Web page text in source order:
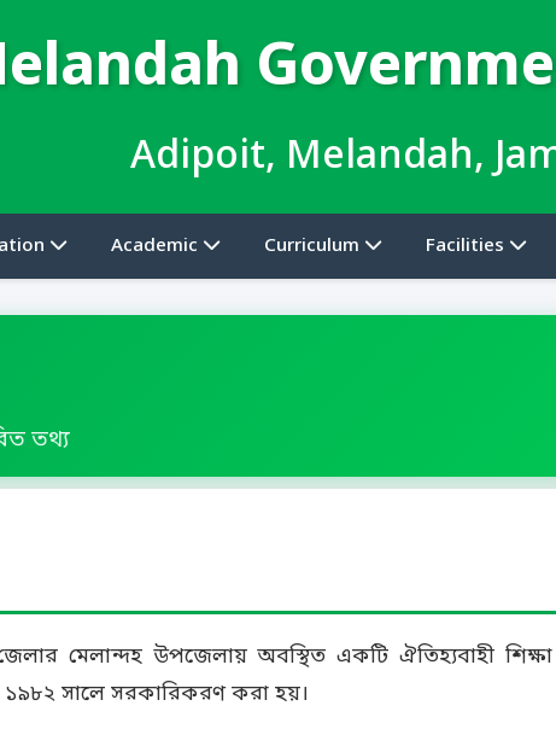
Adipoit, Melandah,
Academic Curriculum Facilities
তথ্য
মেলান্দহ উপজেলায় অবস্থিত একটি ঐতিহ্যবাহী শিক্ষা
১৯৮২ সালে সরকারিকরণ করা হয়।